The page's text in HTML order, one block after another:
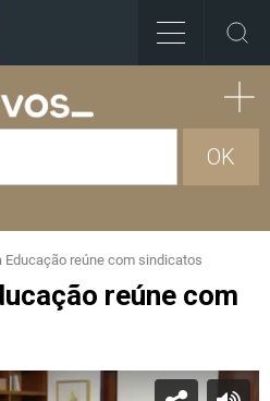
OK
Educação reúne com sindicatos
reúne com